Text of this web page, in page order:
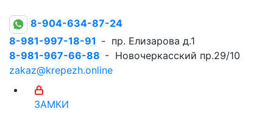
8-904-634-87-24
8-981-997-18-91 - пр. Елизарова д.1
8-981-967-66-88 - Новочеркасский пр.29/10
zakaz@krepezh.online
ЗАМКИ